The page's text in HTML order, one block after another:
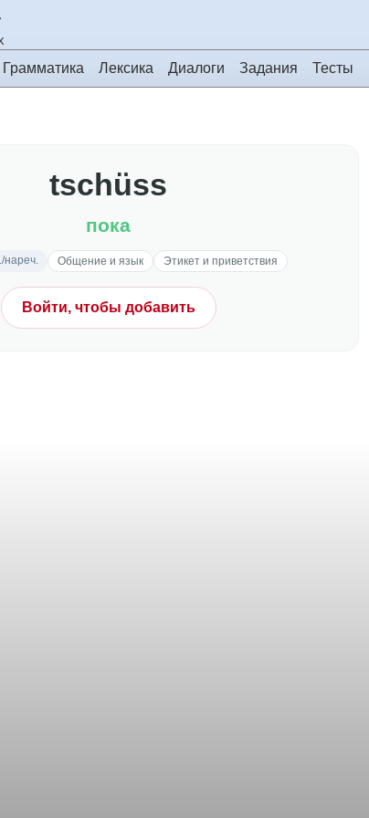
Грамматика Лексика Диалоги Задания Тесты
tschüss
пока
нареч. Общение и язык Этикет и приветствия
Войти, чтобы добавить